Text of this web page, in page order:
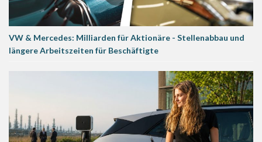
VW & Mercedes: Milliarden für Aktionäre - Stellenabbau und
längere Arbeitszeiten für Beschäftigte